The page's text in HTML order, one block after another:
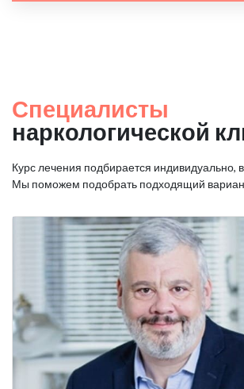
Специалисты
наркологической
Курс лечения подбирается индивидуально,
Мы поможем подобрать подходящий